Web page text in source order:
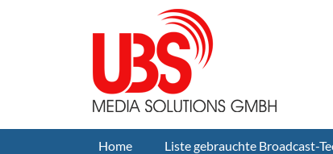
Home Liste gebrauchte Broadcast-